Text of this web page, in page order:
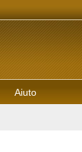
Aiuto